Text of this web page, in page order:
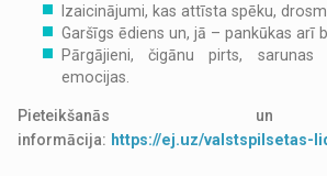
Izaicinājumi, kas attīsta spēku,
Garšīgs ēdiens un, jā – pankūkas arī
Pārgājieni, čigānu pirts, sarunas
emocijas.
Pieteikšanās un
informācija: https://ej.uz/valstspilsetas-